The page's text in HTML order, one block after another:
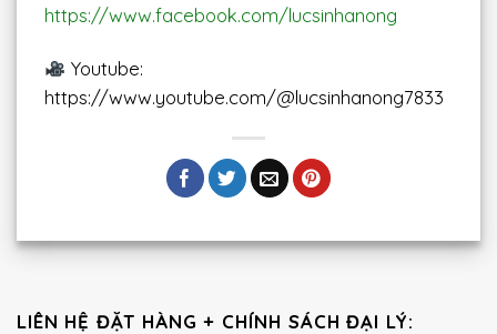
https://www.facebook.com/lucsinhanong
Youtube:
https://www.youtube.com/@lucsinhanong7833
LIÊN HỆ ĐẶT HÀNG + CHÍNH SÁCH ĐẠI LÝ: